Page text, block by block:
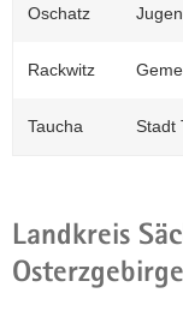
Oschatz
Rackwitz
Taucha Stadt
Landkreis
Osterzgebirge